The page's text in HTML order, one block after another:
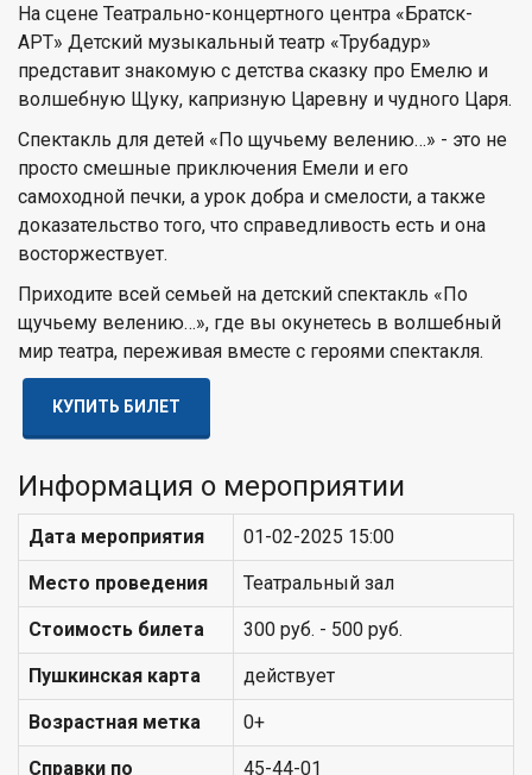
На сцене Театрально-концертного центра «Братск-
АРТ» Детский музыкальный театр «Трубадур»
представит знакомую с детства сказку про Емелю и
волшебную Щуку, капризную Царевну и чудного Царя.
Спектакль для детей «По щучьему велению…» - это не
просто смешные приключения Емели и его
самоходной печки, а урок добра и смелости, а также
доказательство того, что справедливость есть и она
восторжествует.
Приходите всей семьей на детский спектакль «По
щучьему велению…», где вы окунетесь в волшебный
мир театра, переживая вместе с героями спектакля.
КУПИТЬ БИЛЕТ
Информация о мероприятии
Дата мероприятия 01-02-2025 15:00
Место проведения Театральный зал
Стоимость билета 300 руб. - 500 руб.
Пушкинская карта действует
Возрастная метка 0+
Справки по 45-44-01